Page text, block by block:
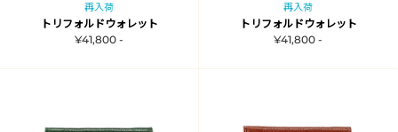
再入荷
トリフォルドウォレット
¥41,800 -
再入荷
トリフォルドウォレット
¥41,800 -